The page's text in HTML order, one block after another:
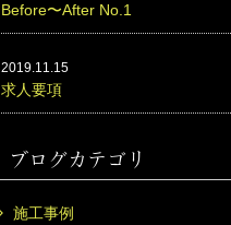
Before〜After No.1
2019.11.15
求人要項
ブログカテゴリ
施工事例